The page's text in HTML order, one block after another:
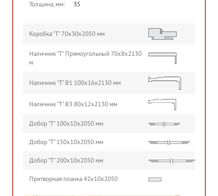
Толщина, мм: 35
Коробка "Т" 70х30х2050 мм
Наличник "Т" Прямоугольный 70х8х2130
м
Наличник "Т" В1 100х16х2130 мм
Наличник "Т" В3 80х12х2130 мм
Добор "Т" 100х10х2050 мм
Добор "Т" 150х10х2050 мм
Добор "Т" 200х10х2050 мм
Притворная планка 42х10х2050